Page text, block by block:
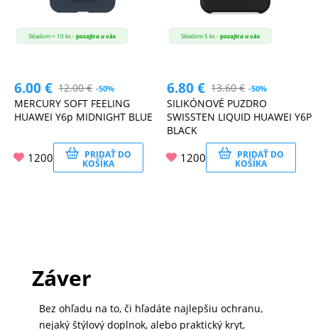
Skladom > 10 ks -pozajtra u vás
6.00€ 12.00€ -50%
MERCURY SOFT FEELING
HUAWEI Y6p MIDNIGHT BLUE
1200 PRIDAŤ DO
KOŠÍKA
Skladom 5 ks -pozajtra u vás
6.80€ 13.60€ -50%
SILIKÓNOVÉ PUZDRO
SWISSTEN LIQUID HUAWEI Y6P
BLACK
1200 PRIDAŤ DO
KOŠÍKA
Záver
Bez ohľadu na to, či hľadáte najlepšiu ochranu,
nejaký štýlový doplnok, alebo praktický kryt,